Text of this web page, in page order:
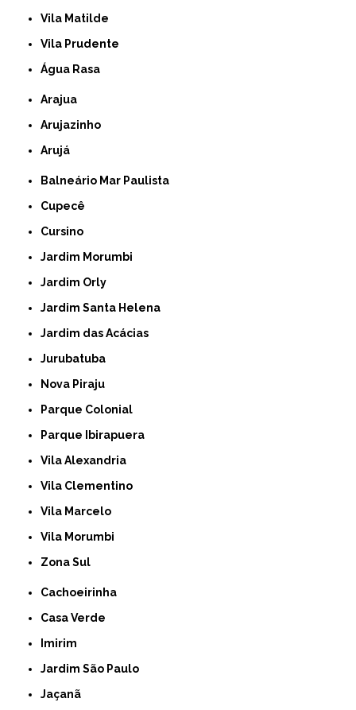
Vila Matilde
Vila Prudente
Água Rasa
Arajua
Arujazinho
Arujá
Balneário Mar Paulista
Cupecê
Cursino
Jardim Morumbi
Jardim Orly
Jardim Santa Helena
Jardim das Acácias
Jurubatuba
Nova Piraju
Parque Colonial
Parque Ibirapuera
Vila Alexandria
Vila Clementino
Vila Marcelo
Vila Morumbi
Zona Sul
Cachoeirinha
Casa Verde
Imirim
Jardim São Paulo
Jaçanã